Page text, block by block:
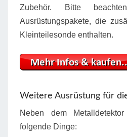
Zubehör. Bitte
Ausrüstungspakete, die
Kleinteilesonde enthalten.
Weitere Ausrüstung für
Neben dem
folgende Dinge: